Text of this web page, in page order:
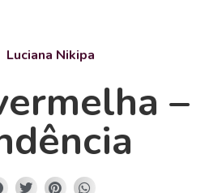
Luciana Nikipa
–